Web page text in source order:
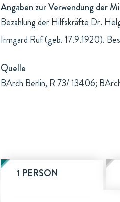
Angaben zur Verwendung der
Bezahlung der Hilfskräfte Dr.
Irmgard Ruf (geb. 17.9.1920).
Quelle
BArch Berlin, R 73/ 13406;
1 PERSON